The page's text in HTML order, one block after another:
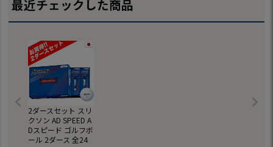
最近チェックした商品
2ダースセット スリ
クソン AD SPEED A
Dスピード ゴルフボ
ール 2ダース 全24